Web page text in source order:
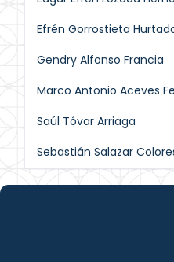
Efrén Gorrostieta
Gendry Alfonso Francia
Marco Antonio Aceves
Saúl Tóvar Arriaga
Sebastián Salazar